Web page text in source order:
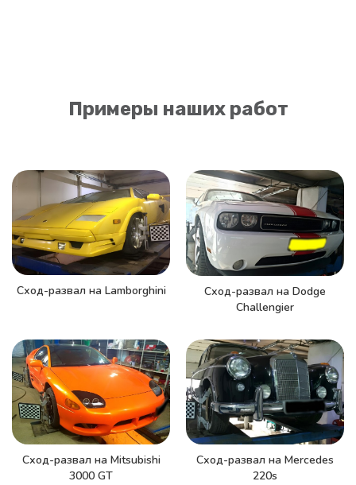
Примеры наших работ
Сход-развал на Lamborghini
Сход-развал на Dodge
Challengier
Сход-развал на Mitsubishi
3000 GT
Сход-развал на Mercedes
220s